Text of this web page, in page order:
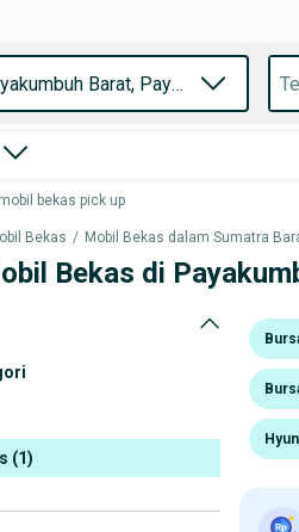
mobil bekas pick up
Bekas / Mobil Bekas dalam Sumatra
Bekas di
(1)